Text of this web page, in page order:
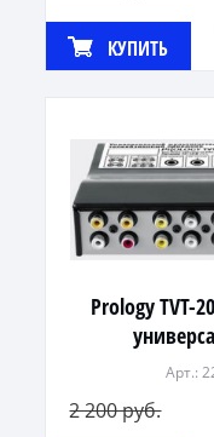
КУПИТЬ
Prology TVT-
Арт.:
2 200 руб.